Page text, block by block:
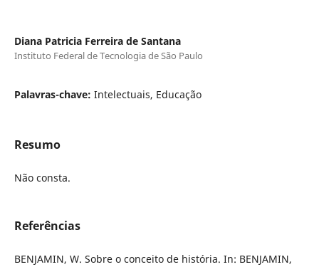
Diana Patricia Ferreira de Santana
Instituto Federal de Tecnologia de São Paulo
Palavras-chave: Intelectuais, Educação
Resumo
Não consta.
Referências
BENJAMIN, W. Sobre o conceito de história. In: BENJAMIN,